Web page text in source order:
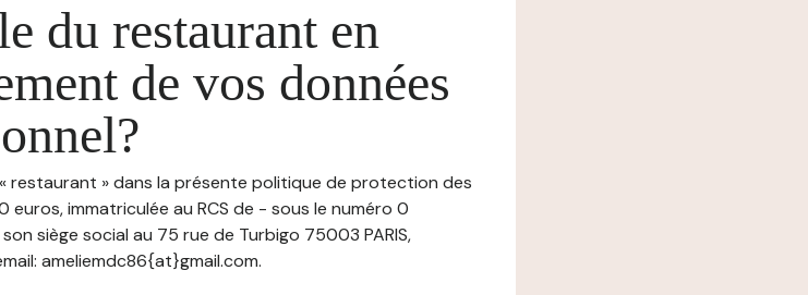
du restaurant en
de vos données
restaurant » dans la présente politique de protection des
immatriculée au RCS de - sous le numéro 0
siège social au 75 rue de Turbigo 75003 PARIS,
ameliemdc86{at}gmail.com.